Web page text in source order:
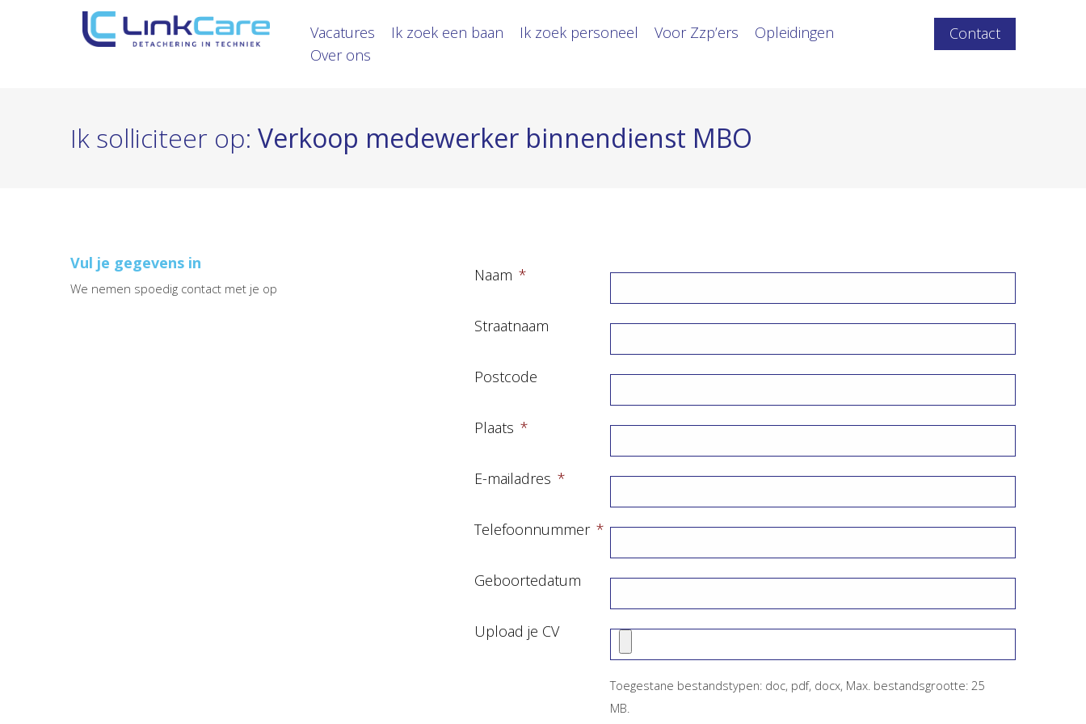
Contact
Vacatures Ik zoek een baan Ik zoek personeel Voor Zzp’ers
Opleidingen
Over ons
Ik solliciteer op: Verkoop medewerker binnendienst MBO
Vul je gegevens in
We nemen spoedig contact met je op
Naam *
Straatnaam
Postcode
Plaats *
E-mailadres *
Telefoonnummer *
Geboortedatum
Upload je CV
Toegestane bestandstypen: doc, pdf, docx, Max. bestandsgrootte: 25
MB.